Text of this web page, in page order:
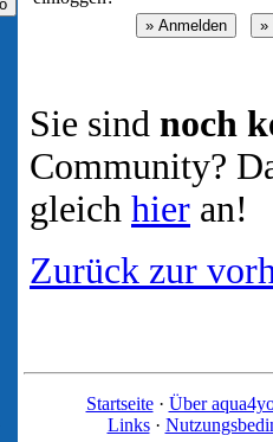
Sie sind noch
Community?
gleich hier an!
Zurück zur
Startseite· Über
Links·